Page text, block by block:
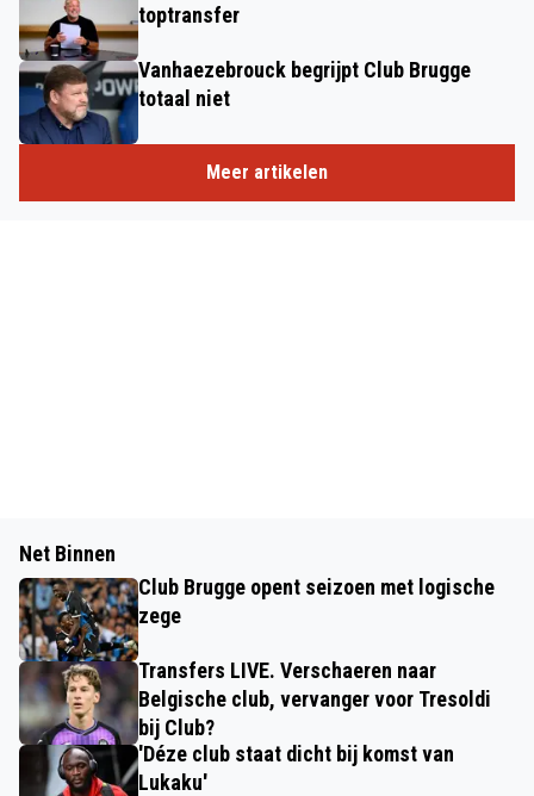
toptransfer
Vanhaezebrouck begrijpt Club Brugge
totaal niet
Meer artikelen
Net Binnen
Club Brugge opent seizoen met logische
zege
Transfers LIVE. Verschaeren naar
Belgische club, vervanger voor Tresoldi
bij Club?
'Déze club staat dicht bij komst van
Lukaku'